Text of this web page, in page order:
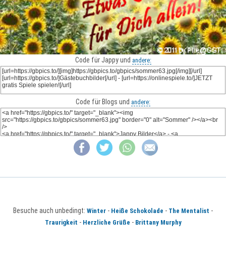
Code für Jappy und andere:
Code für Blogs und andere:
Besuche auch unbedingt: Winter - Heiße Schokolade - The Mentalist -
Traurigkeit - Herzliche Grüße - Brittany Murphy